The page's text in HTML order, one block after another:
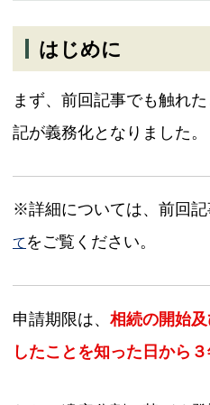
はじめに
まず、前回記事でも触れ
記が義務化となりました。
※詳細については、前回記
て をご覧ください。
申請期限は、 相続の開始
したことを知った日から